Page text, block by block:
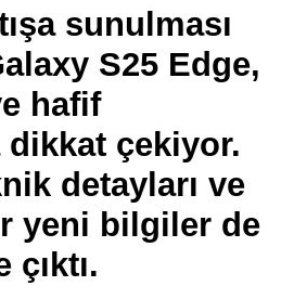
sunulması
S25 Edge,
hafif
dikkat çekiyor.
detayları ve
yeni bilgiler de